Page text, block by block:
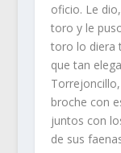
oficio. Le
toro y le
toro lo diera
que tan
broche con
juntos con
de sus